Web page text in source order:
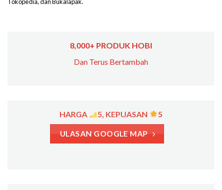
8,000+ PRODUK HOBI
Dan Terus Bertambah
HARGA 5, KEPUASAN 5
ULASAN GOOGLE MAP